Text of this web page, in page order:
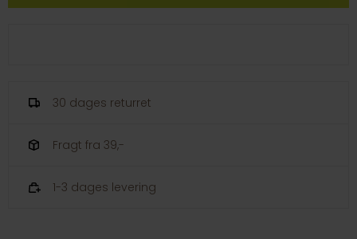
30 dages returret
Fragt fra 39,-
1-3 dages levering